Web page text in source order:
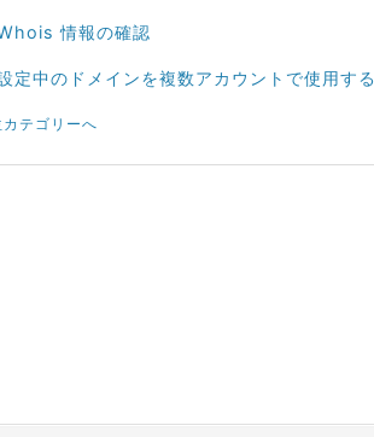
情報の確認
定中のドメインを複数アカウントで使用する
カテゴリーへ